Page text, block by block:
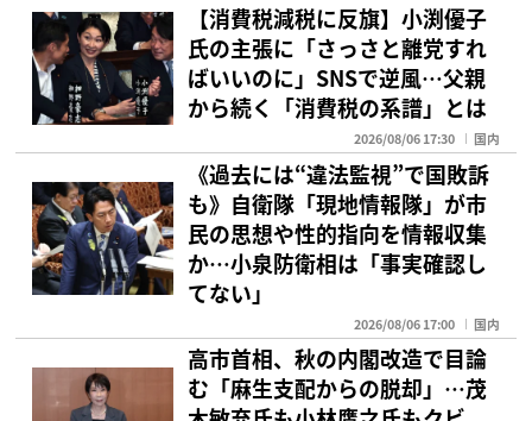
【消費税減税に反旗】小渕優子
氏の主張に「さっさと離党すれ
ばいいのに」SNSで逆風…父親
から続く「消費税の系譜」とは
2026/08/06 17:30 国内
《過去には“違法監視”で国敗訴
も》自衛隊「現地情報隊」が市
民の思想や性的指向を情報収集
か…小泉防衛相は「事実確認し
てない」
2026/08/06 17:00 国内
高市首相、秋の内閣改造で目論
む「麻生支配からの脱却」…茂